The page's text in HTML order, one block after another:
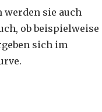
sie auch
ob beispielweise
sich im